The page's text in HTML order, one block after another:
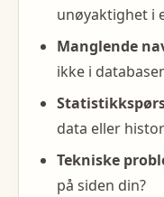
unøyaktighet i
Manglende
ikke i
data eller
Tekniske
på siden din?